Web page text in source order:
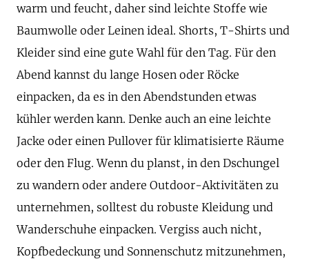
warm und feucht, daher sind leichte Stoffe wie
Baumwolle oder Leinen ideal. Shorts, T-Shirts und
Kleider sind eine gute Wahl für den Tag. Für den
Abend kannst du lange Hosen oder Röcke
einpacken, da es in den Abendstunden etwas
kühler werden kann. Denke auch an eine leichte
Jacke oder einen Pullover für klimatisierte Räume
oder den Flug. Wenn du planst, in den Dschungel
zu wandern oder andere Outdoor-Aktivitäten zu
unternehmen, solltest du robuste Kleidung und
Wanderschuhe einpacken. Vergiss auch nicht,
Kopfbedeckung und Sonnenschutz mitzunehmen,